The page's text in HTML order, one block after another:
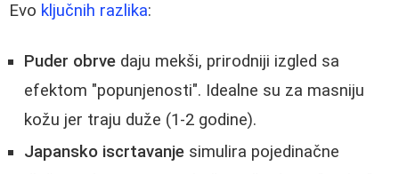
Evo ključnih razlika:
Puder obrve daju mekši, prirodniji izgled sa
efektom "popunjenosti". Idealne su za masniju
kožu jer traju duže (1-2 godine).
Japansko iscrtavanje simulira pojedinačne